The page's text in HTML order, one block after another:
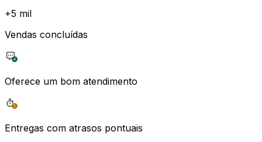
+5 mil
Vendas concluídas
Oferece um bom atendimento
Entregas com atrasos pontuais